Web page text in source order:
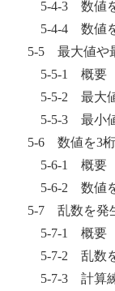
5-4-3 数値を
5-4-4 数値を
5-5 最大値や
5-5-1 概要
5-5-2 最大値
5-5-3 最小値
5-6 数値を3桁
5-6-1 概要
5-6-2 数値を3
5-7 乱数を発
5-7-1 概要
5-7-2 乱数を
5-7-3 計算練